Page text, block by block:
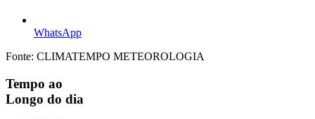
WhatsApp
Fonte: CLIMATEMPO METEOROLOGIA
Tempo ao
Longo do dia